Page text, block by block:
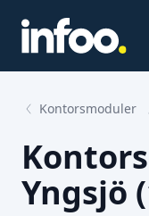
Kontorsmoduler
Yngsjö